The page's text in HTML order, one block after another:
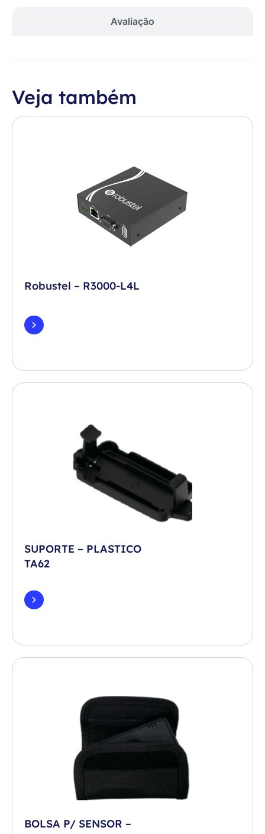
Avaliação
Veja também
Robustel – R3000-L4L
SUPORTE – PLASTICO
TA62
BOLSA P/ SENSOR –